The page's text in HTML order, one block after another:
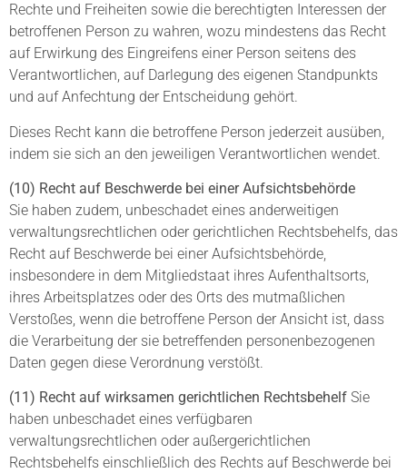
Rechte und Freiheiten sowie die berechtigten Interessen der
betroffenen Person zu wahren, wozu mindestens das Recht
auf Erwirkung des Eingreifens einer Person seitens des
Verantwortlichen, auf Darlegung des eigenen Standpunkts
und auf Anfechtung der Entscheidung gehört.
Dieses Recht kann die betroffene Person jederzeit ausüben,
indem sie sich an den jeweiligen Verantwortlichen wendet.
(10) Recht auf Beschwerde bei einer Aufsichtsbehörde
Sie haben zudem, unbeschadet eines anderweitigen
verwaltungsrechtlichen oder gerichtlichen Rechtsbehelfs, das
Recht auf Beschwerde bei einer Aufsichtsbehörde,
insbesondere in dem Mitgliedstaat ihres Aufenthaltsorts,
ihres Arbeitsplatzes oder des Orts des mutmaßlichen
Verstoßes, wenn die betroffene Person der Ansicht ist, dass
die Verarbeitung der sie betreffenden personenbezogenen
Daten gegen diese Verordnung verstößt.
(11) Recht auf wirksamen gerichtlichen Rechtsbehelf Sie
haben unbeschadet eines verfügbaren
verwaltungsrechtlichen oder außergerichtlichen
Rechtsbehelfs einschließlich des Rechts auf Beschwerde bei